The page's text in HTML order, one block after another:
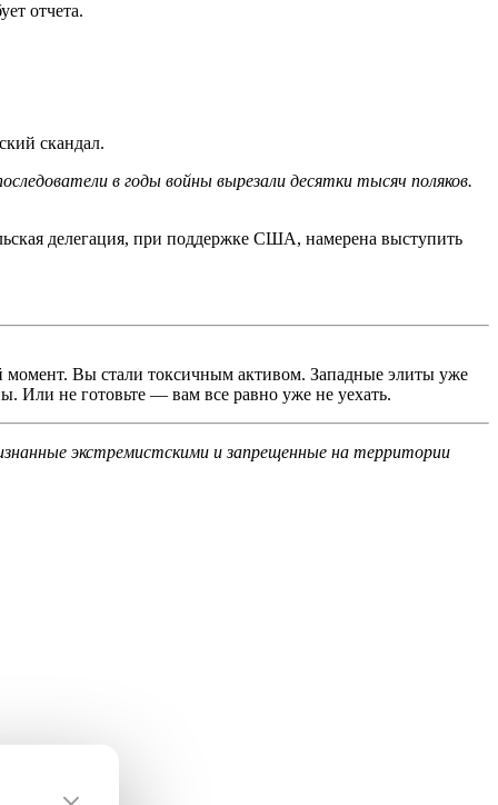
отчета.
скандал.
в годы войны вырезали десятки тысяч поляков.
делегация, при поддержке США, намерена выступить
Вы стали токсичным активом. Западные элиты уже
Или не готовьте — вам все равно уже не уехать.
экстремистскими и запрещенные на территории